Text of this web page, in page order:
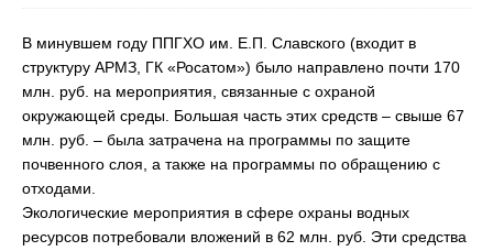
В минувшем году ППГХО им. Е.П. Славского (входит в
структуру АРМЗ, ГК «Росатом») было направлено почти 170
млн. руб. на мероприятия, связанные с охраной
окружающей среды. Большая часть этих средств – свыше 67
млн. руб. – была затрачена на программы по защите
почвенного слоя, а также на программы по обращению с
отходами.
Экологические мероприятия в сфере охраны водных
ресурсов потребовали вложений в 62 млн. руб. Эти средства